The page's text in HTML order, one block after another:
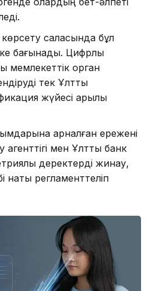
саласында бұл
бағынады. Цифрлық
мемлекеттік орган
тек Ұлттық
жүйесі арқылы
арналған ережені
мен Ұлттық банк
деректерді жинау,
нақты регламенттеліп